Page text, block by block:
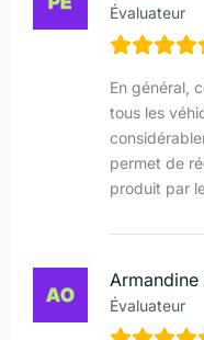
Évaluateur
En général,
tous les
permet de
produit par
Armandine
Évaluateur